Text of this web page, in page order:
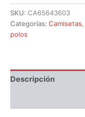
SKU: CA65643603
Categorías: Camisetas,
polos
Descripción